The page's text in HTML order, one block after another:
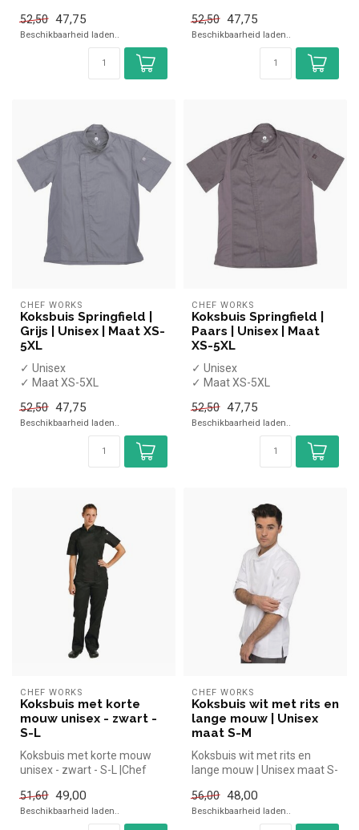
52,50 47,75
Beschikbaarheid laden..
52,50 47,75
Beschikbaarheid laden..
CHEF WORKS
Koksbuis Springfield |
Grijs | Unisex | Maat XS-
5XL
✓ Unisex
✓ Maat XS-5XL
52,50 47,75
Beschikbaarheid laden..
CHEF WORKS
Koksbuis Springfield |
Paars | Unisex | Maat
XS-5XL
✓ Unisex
✓ Maat XS-5XL
52,50 47,75
Beschikbaarheid laden..
CHEF WORKS
Koksbuis met korte
mouw unisex - zwart -
S-L
Koksbuis met korte mouw
unisex - zwart - S-L |Chef
vo...
51,60 49,00
Beschikbaarheid laden..
CHEF WORKS
Koksbuis wit met rits en
lange mouw | Unisex
maat S-M
Koksbuis wit met rits en
lange mouw | Unisex maat S-
56,00 48,00
Beschikbaarheid laden..